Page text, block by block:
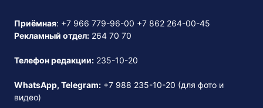
Приёмная: +7 966 779-96-00 +7 862 264-00-45
Рекламный отдел: 264 70 70
Телефон редакции: 235-10-20
WhatsApp, Telegram: +7 988 235-10-20 (для фото и
видео)